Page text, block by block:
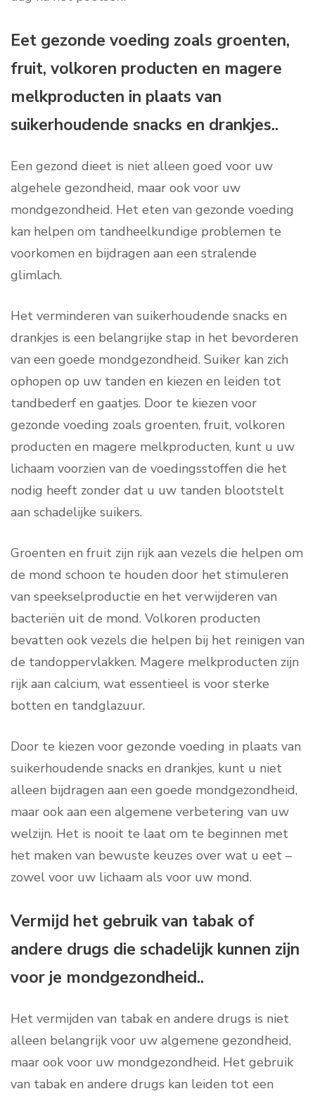
Eet gezonde voeding zoals groenten,
fruit, volkoren producten en magere
melkproducten in plaats van
suikerhoudende snacks en drankjes..
Een gezond dieet is niet alleen goed voor uw
algehele gezondheid, maar ook voor uw
mondgezondheid. Het eten van gezonde voeding
kan helpen om tandheelkundige problemen te
voorkomen en bijdragen aan een stralende
glimlach.
Het verminderen van suikerhoudende snacks en
drankjes is een belangrijke stap in het bevorderen
van een goede mondgezondheid. Suiker kan zich
ophopen op uw tanden en kiezen en leiden tot
tandbederf en gaatjes. Door te kiezen voor
gezonde voeding zoals groenten, fruit, volkoren
producten en magere melkproducten, kunt u uw
lichaam voorzien van de voedingsstoffen die het
nodig heeft zonder dat u uw tanden blootstelt
aan schadelijke suikers.
Groenten en fruit zijn rijk aan vezels die helpen om
de mond schoon te houden door het stimuleren
van speekselproductie en het verwijderen van
bacteriën uit de mond. Volkoren producten
bevatten ook vezels die helpen bij het reinigen van
de tandoppervlakken. Magere melkproducten zijn
rijk aan calcium, wat essentieel is voor sterke
botten en tandglazuur.
Door te kiezen voor gezonde voeding in plaats van
suikerhoudende snacks en drankjes, kunt u niet
alleen bijdragen aan een goede mondgezondheid,
maar ook aan een algemene verbetering van uw
welzijn. Het is nooit te laat om te beginnen met
het maken van bewuste keuzes over wat u eet –
zowel voor uw lichaam als voor uw mond.
Vermijd het gebruik van tabak of
andere drugs die schadelijk kunnen zijn
voor je mondgezondheid..
Het vermijden van tabak en andere drugs is niet
alleen belangrijk voor uw algemene gezondheid,
maar ook voor uw mondgezondheid. Het gebruik
van tabak en andere drugs kan leiden tot een